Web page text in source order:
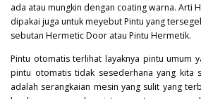
ada atau mungkin dengan coating warna. Arti
dipakai juga untuk meyebut Pintu yang
sebutan Hermetic Door atau Pintu Hermetik.
Pintu otomatis terlihat layaknya pintu umum
pintu otomatis tidak sesederhana yang kita
adalah serangkaian mesin yang sulit yang